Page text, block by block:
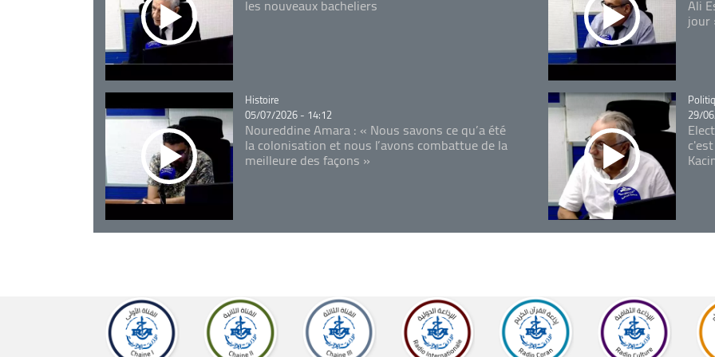
les nouveaux bacheliers Ali
jour
Catégorie
Histoire
05/07/2026 - 14:12
Noureddine Amara : « Nous savons ce qu’a été
la colonisation et nous l’avons combattue de la
meilleure des façons »
29/